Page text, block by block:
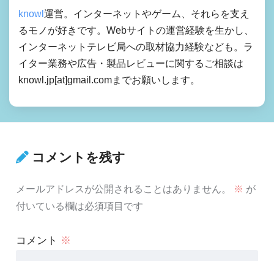
knowl運営。インターネットやゲーム、それらを支え
るモノが好きです。Webサイトの運営経験を生かし、
インターネットテレビ局への取材協力経験なども。ラ
イター業務や広告・製品レビューに関するご相談は
knowl.jp[at]gmail.comまでお願いします。
コメントを残す
メールアドレスが公開されることはありません。 ※ が
付いている欄は必須項目です
コメント ※